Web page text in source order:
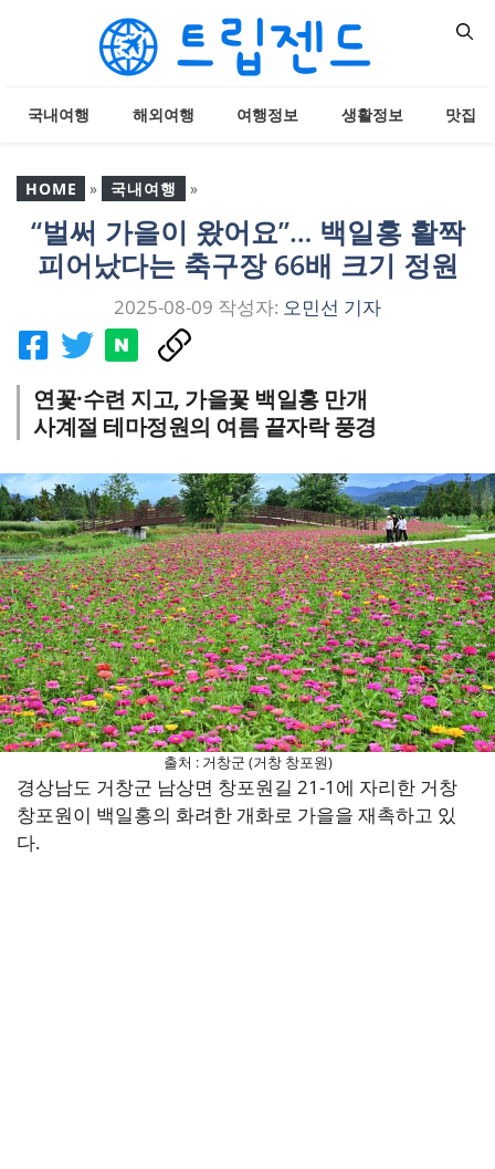
뛰
기
국내여행 해외여행 여행정보 생활정보 맛집
HOME » 국내여행 »
“벌써 가을이 왔어요”… 백
일홍 활짝 피어났다는 축
구장 66배 크기 정원
“벌써 가을이 왔어요”… 백일홍 활짝
피어났다는 축구장 66배 크기 정원
2025-08-09 작성자: 오민선 기자
연꽃·수련 지고, 가을꽃 백일홍 만개
사계절 테마정원의 여름 끝자락 풍경
출처 : 거창군 (거창 창포원)
경상남도 거창군 남상면 창포원길 21-1에 자리한 거창
창포원이 백일홍의 화려한 개화로 가을을 재촉하고 있
다.